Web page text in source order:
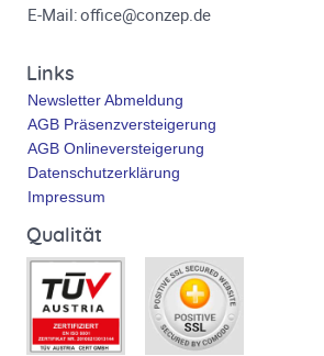
E-Mail:office@conzep.de
Links
Newsletter Abmeldung
AGB Präsenzversteigerung
AGB Onlineversteigerung
Datenschutzerklärung
Impressum
Qualität